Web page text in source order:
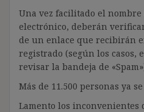
Una vez facilitado el
electrónico, deberán
de un enlace que recibirán
registrado (según los casos,
revisar la bandeja de
Más de 11.500 personas ya
Lamento los inconvenientes